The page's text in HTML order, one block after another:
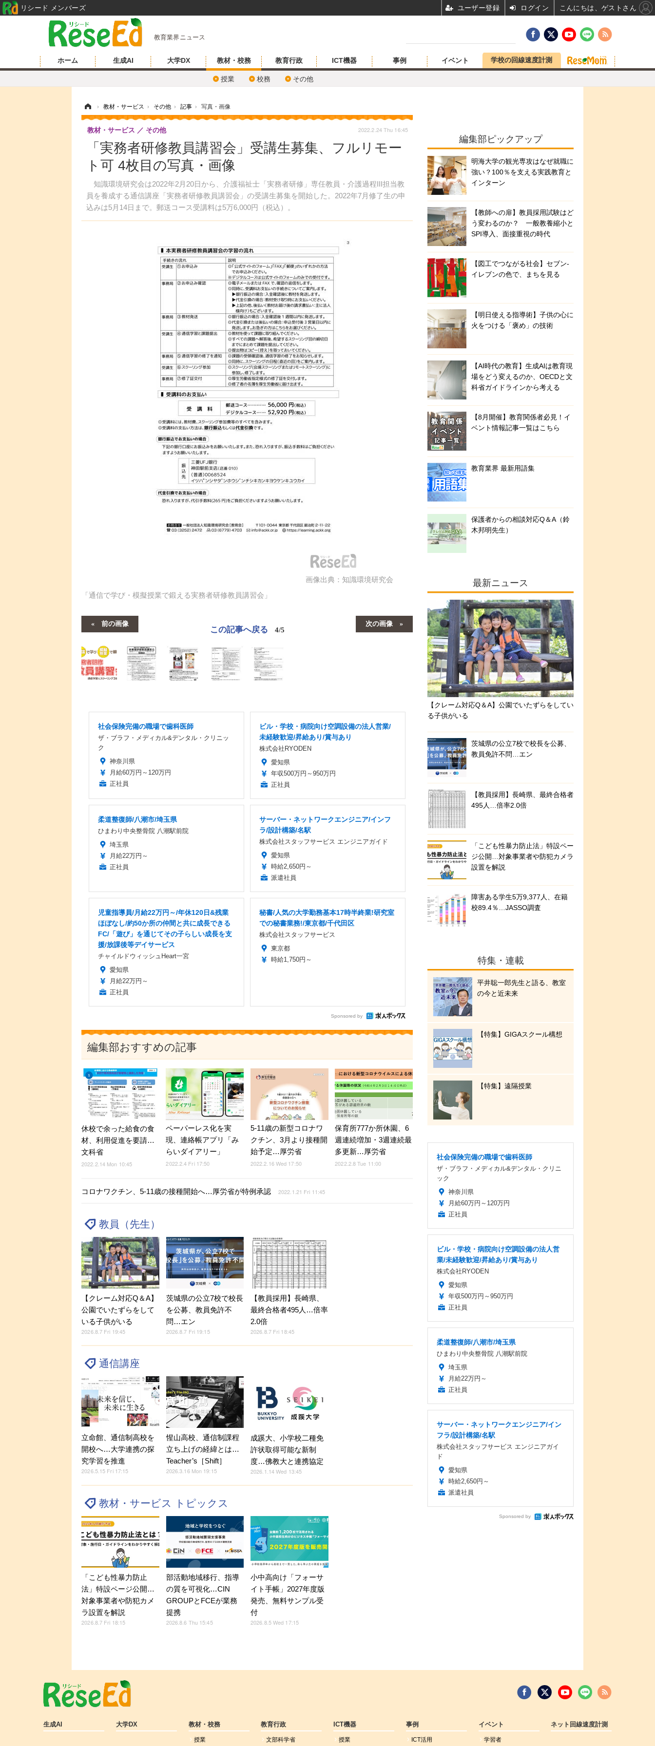
教育業界ニュース
ホーム 生成AI 大学DX 教材・校務
授業 校務 その他
教育行政 ICT機器 事例 イベント 学校の回線速度計測
› 教材・サービス › その他 › 記事 › 写真・画像
「実務者研修教員講習会」受講生募集、フルリモー
ト可 4枚目の写真・画像
知識環境研究会は2022年2月20日から、介護福祉士「実務者研修」専任教員・介護過程III担当教
員を養成する通信講座「実務者研修教員講習会」の受講生募集を開始した。2022年7月修了生の申
込みは5月14日まで。郵送コース受講料は5万6,000円（税込）。
教材・サービス その他 2022.2.24 Thu 16:45
画像出典：知識環境研究会
「通信で学び・模擬授業で鍛える実務者研修教員講習会」
前の画像 次の画像
この記事へ戻る 4/5
社会保険完備の職場で歯科医師
ザ・ブラフ・メディカル&デンタル・クリニッ
ク
神奈川県
月給60万円～120万円
正社員
ビル・学校・病院向け空調設備の法人営業/
未経験歓迎/昇給あり/賞与あり
株式会社RYODEN
愛知県
年収500万円～950万円
正社員
柔道整復師/八潮市/埼玉県
ひまわり中央整骨院 八潮駅前院
埼玉県
月給22万円～
正社員
サーバー・ネットワークエンジニア/インフ
ラ/設計構築/名駅
株式会社スタッフサービス エンジニアガイド
愛知県
時給2,650円～
派遣社員
児童指導員/月給22万円～/年休120日&残業
ほぼなし/約50か所の仲間と共に成長できる
FC/「遊び」を通じてその子らしい成長を支
援/放課後等デイサービス
チャイルドウィッシュHeart一宮
愛知県
月給22万円～
正社員
秘書/人気の大学勤務基本17時半終業!研究室
での秘書業務!/東京都/千代田区
株式会社スタッフサービス
東京都
時給1,750円～
Sponsored by
編集部おすすめの記事
休校で余った給食の食
材、利用促進を要請…
文科省
2022.2.14 Mon 10:45
ペーパーレス化を実
現、連絡帳アプリ「み
らいダイアリー」
2022.2.4 Fri 17:50
5-11歳の新型コロナワ
クチン、3月より接種開
始予定…厚労省
2022.2.16 Wed 17:50
保育所777か所休園、6
週連続増加・3週連続最
多更新…厚労省
2022.2.8 Tue 11:00
コロナワクチン、5-11歳の接種開始へ…厚労省が特例承認 2022.1.21 Fri 11:45
教員（先生）
【クレーム対応Q＆A】
公園でいたずらをして
いる子供がいる
2026.8.7 Fri 19:45
茨城県の公立7校で校長
を公募、教員免許不
問…エン
2026.8.7 Fri 19:15
【教員採用】長崎県、
最終合格者495人…倍率
2.0倍
2026.8.7 Fri 18:45
通信講座
立命館、通信制高校を
開校へ…大学連携の探
究学習を推進
2026.5.15 Fri 17:15
惺山高校、通信制課程
立ち上げの経緯とは…
Teacher’s［Shift］
2026.3.16 Mon 19:15
成蹊大、小学校二種免
許状取得可能な新制
度…佛教大と連携協定
2026.1.14 Wed 13:45
教材・サービス トピックス
「こども性暴力防止
法」特設ページ公開…
対象事業者や防犯カメ
ラ設置を解説
2026.8.7 Fri 18:15
部活動地域移行、指導
の質を可視化…CIN
GROUPとFCEが業務
提携
2026.8.6 Thu 15:45
小中高向け「フォーサ
イト手帳」2027年度版
発売、無料サンプル受
付
2026.8.5 Wed 17:15
編集部ピックアップ
明海大学の観光専攻はなぜ就職に
強い？100％を支える実践教育と
インターン
【教師への扉】教員採用試験はど
う変わるのか？ 一般教養縮小と
SPI導入、面接重視の時代
【図工でつながる社会】セブン‐
イレブンの色で、まちを見る
【明日使える指導術】子供の心に
火をつける「褒め」の技術
【AI時代の教育】生成AIは教育現
場をどう変えるのか、OECDと文
科省ガイドラインから考える
【8月開催】教育関係者必見！イ
ベント情報記事一覧はこちら
教育業界 最新用語集
保護者からの相談対応Q＆A（鈴
木邦明先生）
最新ニュース
【クレーム対応Q＆A】公園でいたずらをしてい
る子供がいる
茨城県の公立7校で校長を公募、
教員免許不問…エン
【教員採用】長崎県、最終合格者
495人…倍率2.0倍
「こども性暴力防止法」特設ペー
ジ公開…対象事業者や防犯カメラ
設置を解説
障害ある学生5万9,377人、在籍
校89.4％…JASSO調査
特集・連載
平井聡一郎先生と語る、教室
の今と近未来
【特集】GIGAスクール構想
【特集】遠隔授業
社会保険完備の職場で歯科医師
ザ・ブラフ・メディカル&デンタル・クリニ
ック
神奈川県
月給60万円～120万円
正社員
ビル・学校・病院向け空調設備の法人営
業/未経験歓迎/昇給あり/賞与あり
株式会社RYODEN
愛知県
年収500万円～950万円
正社員
柔道整復師/八潮市/埼玉県
ひまわり中央整骨院 八潮駅前院
埼玉県
月給22万円～
正社員
サーバー・ネットワークエンジニア/イン
フラ/設計構築/名駅
株式会社スタッフサービス エンジニアガイ
ド
愛知県
時給2,650円～
派遣社員
Sponsored by
生成AI 大学DX 教材・校務
授業
教育行政
文部科学省
ICT機器
授業
事例
ICT活用
イベント
学習者
ネット回線速度計測
リシード メンバーズ ユーザー登録 ログイン こんにちは、ゲストさん